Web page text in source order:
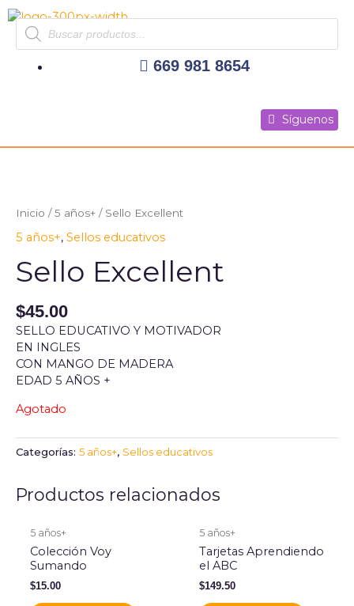
al
contenido
Products
search
669 981 8654
Síguenos
Inicio /5 años+ / Sello Excellent
5 años+, Sellos educativos
Sello Excellent
$45.00
SELLO EDUCATIVO Y MOTIVADOR
EN INGLES
CON MANGO DE MADERA
EDAD 5 AÑOS +
Agotado
Categorías: 5 años+, Sellos educativos
Productos relacionados
5 años+
Colección Voy
Sumando
$15.00
5 años+
Tarjetas Aprendiendo
el ABC
$149.50